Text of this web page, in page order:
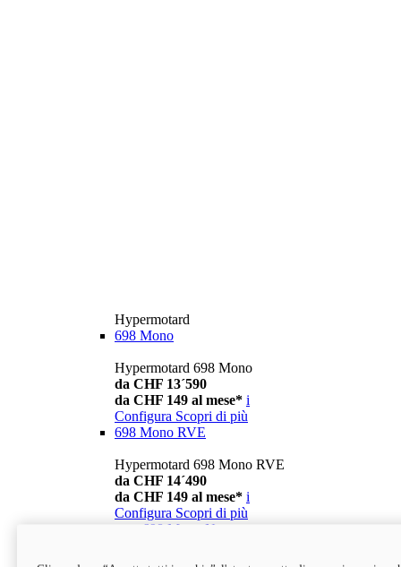
Hypermotard
698 Mono
Hypermotard 698 Mono
da CHF 13´590
da CHF 149 al mese* i
Configura Scopri di più
698 Mono RVE
Hypermotard 698 Mono RVE
da CHF 14´490
da CHF 149 al mese* i
Configura Scopri di più
698 Mono Nera
Hypermotard 698 Mono Nera